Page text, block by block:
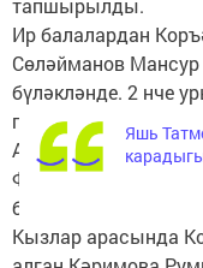
тапшырылды.
Ир балалардан
Сөләйманов
бүләкләнде. 2 нче
грамота һәм
Айназ (Акъяр) -
Фәизов Наил
бүләкләнде.
Кызлар арасында
Яшь